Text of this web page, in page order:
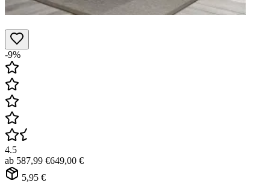
-9%
4.5
ab 587,99 €649,00 €
5,95 €